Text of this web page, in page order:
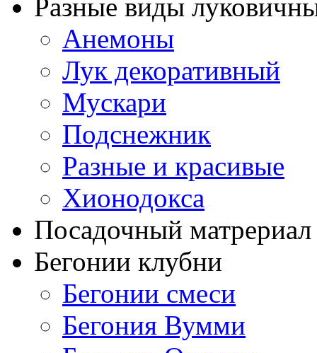
Разные виды
Анемоны
Лук декоративный
Мускари
Подснежник
Разные и красивые
Хионодокса
Посадочный матрериал
Бегонии клубни
Бегонии смеси
Бегония Вумми